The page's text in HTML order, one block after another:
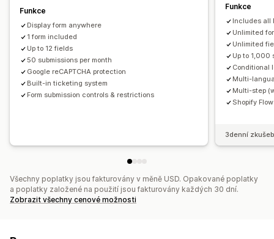
Vložené formuláře
Podmíněná logika
Zaškrtávací tlačítko GDPR
Správa dat
E-mailové odpovědi Automatická synchronizace
Export dat
Panel Limity formulářů
Analytika
CAPTCHA
Funkce
Display form anywhere
1 form included
Up to 12 fields
50 submissions per month
Google reCAPTCHA protection
Built-in ticketing system
Form submission controls & restrictions
Funkce
Includes all
Unlimited
Unlimited
Up to 1,000
Conditional
Multi-
Multi-step
Shopify
3denní
Všechny poplatky jsou fakturovány v měně USD. Opakované poplatky
a poplatky založené na použití jsou fakturovány každých 30 dní.
Zobrazit všechny cenové možnosti